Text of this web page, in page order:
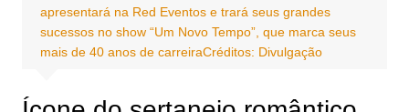
apresentará na Red Eventos e trará seus grandes
sucessos no show “Um Novo Tempo”, que marca seus
mais de 40 anos de carreiraCréditos: Divulgação